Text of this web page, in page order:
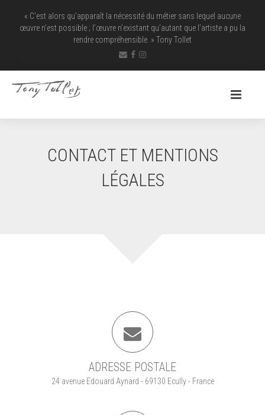
« C’est alors qu’apparaît la nécessité du métier sans lequel aucune
œuvre n’est possible ; l’œuvre n’existant qu’autant que l’artiste a pu la
rendre ­compréhensible. » Tony Tollet
CONTACT ET MENTIONS
LÉGALES
ADRESSE POSTALE
24 avenue Edouard Aynard - 69130 Ecully - France